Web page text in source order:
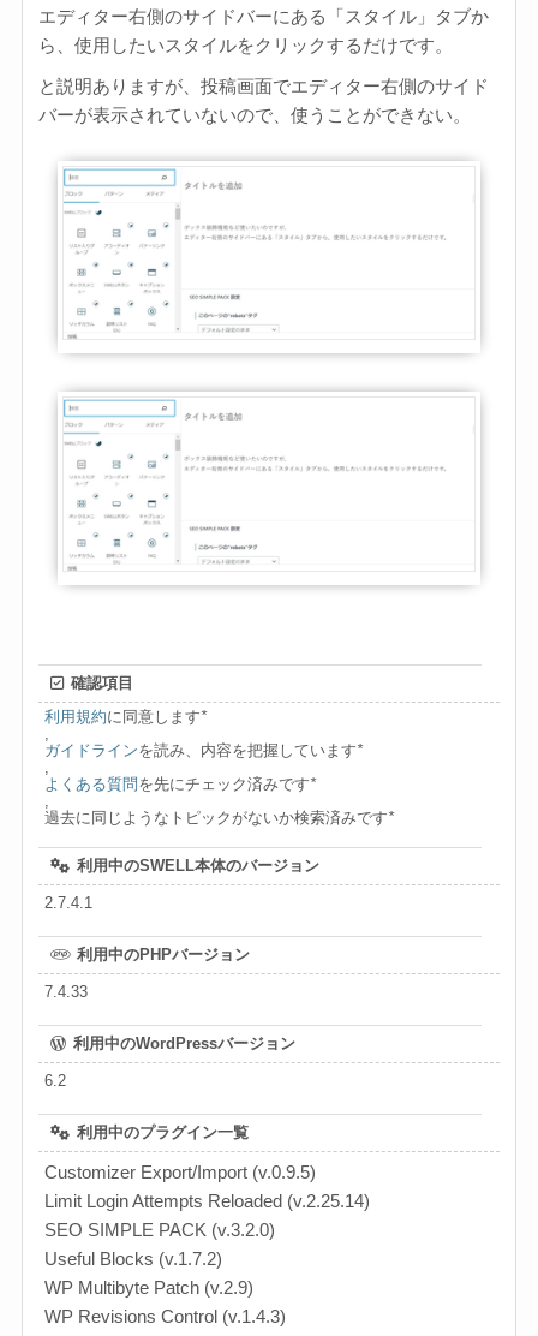
エディター右側のサイドバーにある「スタイル」タブか
ら、使用したいスタイルをクリックするだけです。
と説明ありますが、投稿画面でエディター右側のサイド
バーが表示されていないので、使うことができない。
確認項目
利用規約に同意します*
ガイドラインを読み、内容を把握しています*
よくある質問を先にチェック済みです*
過去に同じようなトピックがないか検索済みです*
利用中のSWELL本体のバージョン
2.7.4.1
利用中のPHPバージョン
7.4.33
利用中のWordPressバージョン
6.2
利用中のプラグイン一覧
Customizer Export/Import (v.0.9.5)
Limit Login Attempts Reloaded (v.2.25.14)
SEO SIMPLE PACK (v.3.2.0)
Useful Blocks (v.1.7.2)
WP Multibyte Patch (v.2.9)
WP Revisions Control (v.1.4.3)